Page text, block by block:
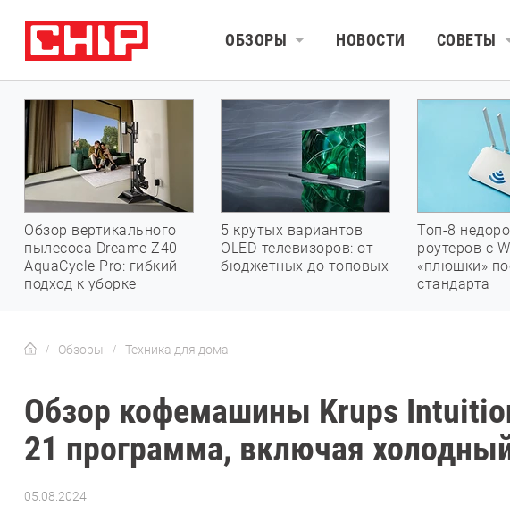
ОБЗОРЫ НОВОСТИ СОВЕТЫ
Обзор вертикального
пылесоса Dreame Z40
AquaCycle Pro: гибкий
подход к уборке
5 крутых вариантов
OLED-телевизоров: от
бюджетных до топовых
Топ-8
роутеров с
«плюшки»
стандарта
Обзоры Техника для дома
Обзор кофемашины Krups
21 программа, включая
05.08.2024